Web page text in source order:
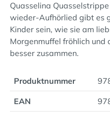
Quasselina
wieder-Aufhörlied gibt es
Kinder sein, wie sie am
Morgenmuffel fröhlich und
besser zusammen.
Produktnummer
EAN